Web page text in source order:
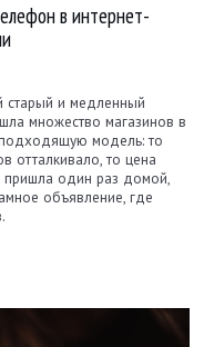
в интернет-
старый и медленный
множество магазинов в
модель: то
отталкивало, то цена
пришла один раз домой,
объявление, где